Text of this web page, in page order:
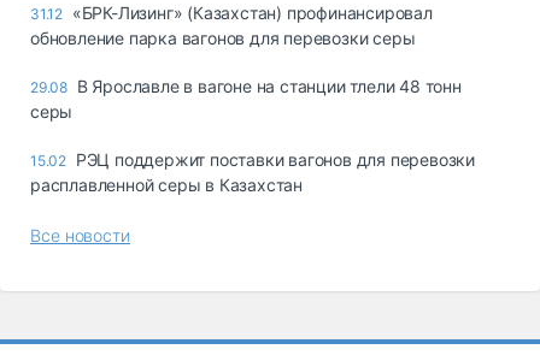
31.12 «БРК-Лизинг» (Казахстан) профинансировал
обновление парка вагонов для перевозки серы
29.08 В Ярославле в вагоне на станции тлели 48 тонн
серы
15.02 РЭЦ поддержит поставки вагонов для перевозки
расплавленной серы в Казахстан
Все новости